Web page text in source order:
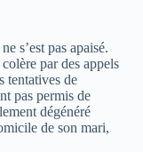
s’est pas apaisé.
par des appels
tentatives de
pas permis de
dégénéré
de son mari,